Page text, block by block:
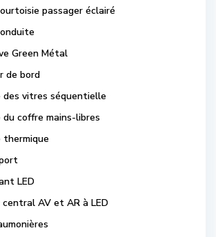
passager éclairé
Green Métal
de bord
des vitres séquentielle
coffre mains-libres
thermique
LED
AV et AR à LED